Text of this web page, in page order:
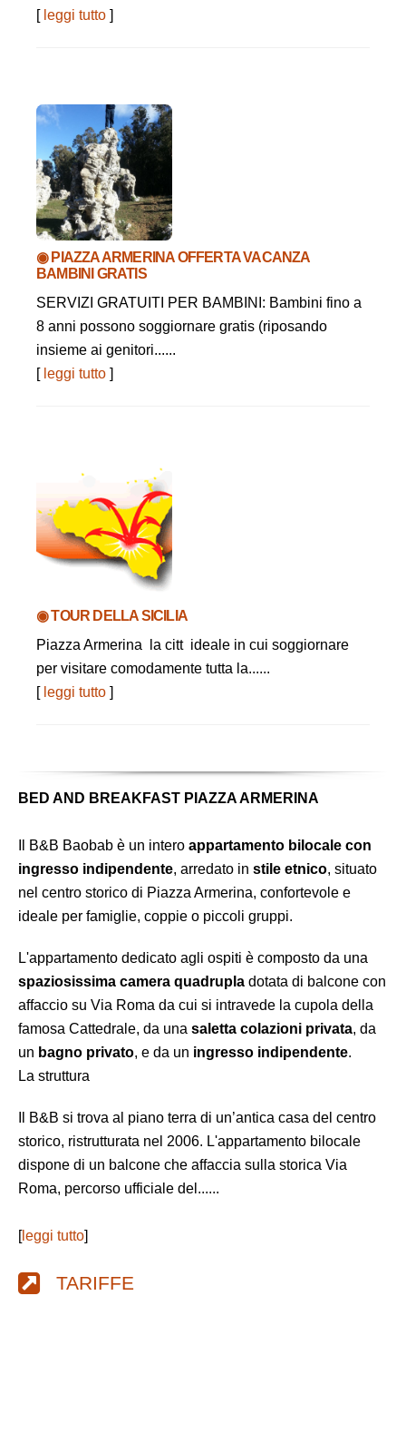
[ leggi tutto ]
◉ PIAZZA ARMERINA OFFERTA VACANZA
BAMBINI GRATIS
SERVIZI GRATUITI PER BAMBINI: Bambini fino a
8 anni possono soggiornare gratis (riposando
insieme ai genitori......
[ leggi tutto ]
◉ TOUR DELLA SICILIA
Piazza Armerina la citt ideale in cui soggiornare
per visitare comodamente tutta la......
[ leggi tutto ]
BED AND BREAKFAST PIAZZA ARMERINA
Il B&B Baobab è un intero appartamento bilocale con
ingresso indipendente, arredato in stile etnico, situato
nel centro storico di Piazza Armerina, confortevole e
ideale per famiglie, coppie o piccoli gruppi.
L'appartamento dedicato agli ospiti è composto da una
spaziosissima camera quadrupla dotata di balcone con
affaccio su Via Roma da cui si intravede la cupola della
famosa Cattedrale, da una saletta colazioni privata, da
un bagno privato, e da un ingresso indipendente.
La struttura
Il B&B si trova al piano terra di un’antica casa del centro
storico, ristrutturata nel 2006. L'appartamento bilocale
dispone di un balcone che affaccia sulla storica Via
Roma, percorso ufficiale del......
[leggi tutto]
TARIFFE